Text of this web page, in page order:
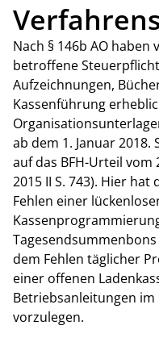
Nach § 146b AO haben
betroffene
Aufzeichnungen,
Kassenführung
ab dem 1. Januar
auf das BFH-Urteil vom
2015 II S. 743). Hier
Fehlen einer
dem Fehlen täglicher
einer offenen
Betriebsanleitungen
vorzulegen.